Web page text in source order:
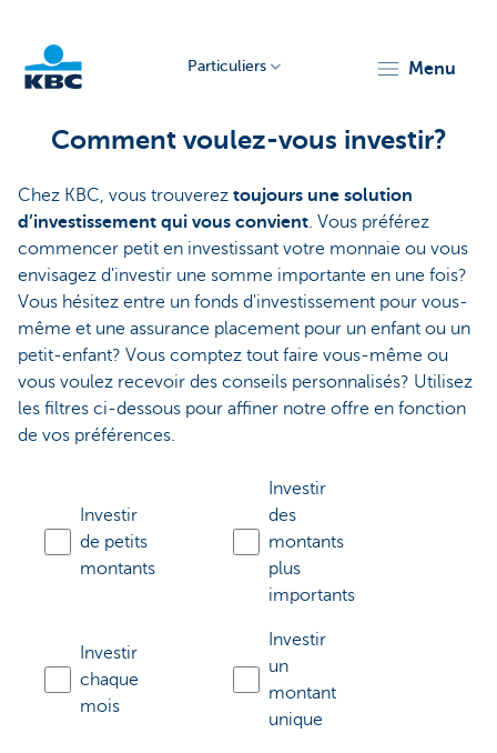
Particuliers menu
Comment voulez-vous investir?
Chez KBC, vous trouverez toujours une solution
d’investissement qui vous convient. Vous préférez
commencer petit en investissant votre monnaie ou vous
envisagez d'investir une somme importante en une fois?
Vous hésitez entre un fonds d'investissement pour vous-
même et une assurance placement pour un enfant ou un
petit-enfant? Vous comptez tout faire vous-même ou
vous voulez recevoir des conseils personnalisés? Utilisez
les filtres ci-dessous pour affiner notre offre en fonction
de vos préférences.
Investir
de petits
montants
Investir
des
montants
plus
importants
Investir
chaque
mois
Investir
un
montant
unique